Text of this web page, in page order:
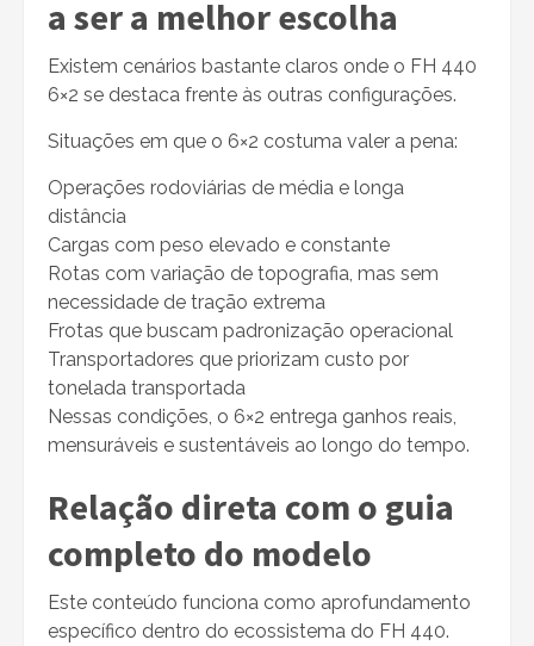
a ser a melhor escolha
Existem cenários bastante claros onde o FH 440
6×2 se destaca frente às outras configurações.
Situações em que o 6×2 costuma valer a pena:
Operações rodoviárias de média e longa
distância
Cargas com peso elevado e constante
Rotas com variação de topografia, mas sem
necessidade de tração extrema
Frotas que buscam padronização operacional
Transportadores que priorizam custo por
tonelada transportada
Nessas condições, o 6×2 entrega ganhos reais,
mensuráveis e sustentáveis ao longo do tempo.
Relação direta com o guia
completo do modelo
Este conteúdo funciona como aprofundamento
específico dentro do ecossistema do FH 440.